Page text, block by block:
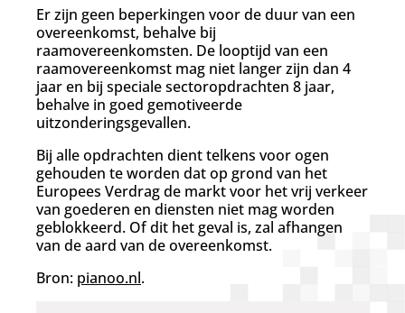
Er zijn geen beperkingen voor de duur van een
overeenkomst, behalve bij
raamovereenkomsten. De looptijd van een
raamovereenkomst mag niet langer zijn dan 4
jaar en bij speciale sectoropdrachten 8 jaar,
behalve in goed gemotiveerde
uitzonderingsgevallen.
Bij alle opdrachten dient telkens voor ogen
gehouden te worden dat op grond van het
Europees Verdrag de markt voor het vrij verkeer
van goederen en diensten niet mag worden
geblokkeerd. Of dit het geval is, zal afhangen
van de aard van de overeenkomst.
Bron: pianoo.nl.